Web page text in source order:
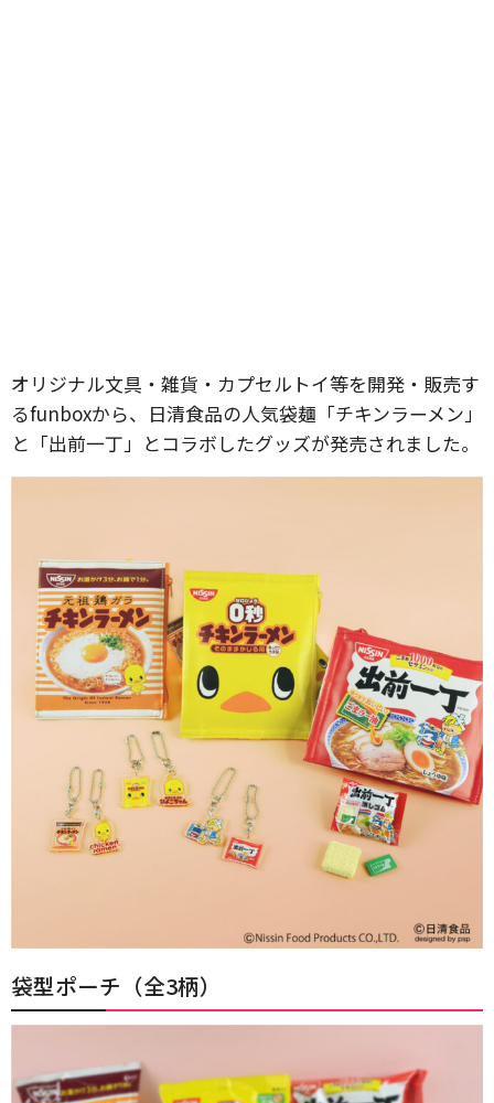
オリジナル文具・雑貨・カプセルトイ等を開発・販売す
るfunboxから、日清食品の人気袋麺「チキンラーメン」
と「出前一丁」とコラボしたグッズが発売されました。
袋型ポーチ（全3柄）